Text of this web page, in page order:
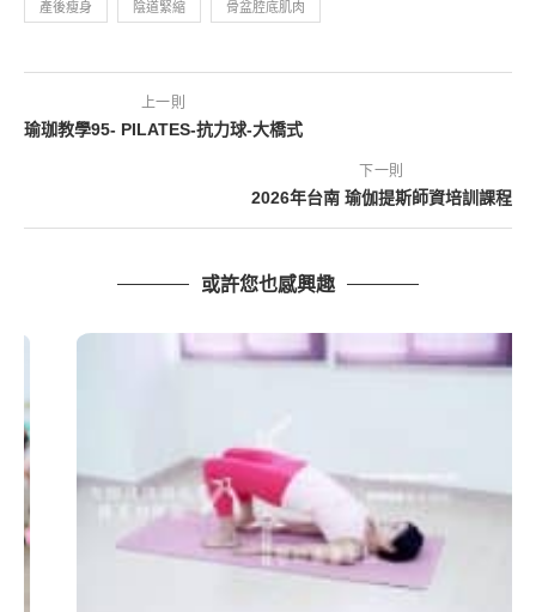
產後瘦身 陰道緊縮 骨盆腔底肌肉
上一則
瑜珈教學95- PILATES-抗力球-大橋式
下一則
2026年台南 瑜伽提斯師資培訓課程
或許您也感興趣